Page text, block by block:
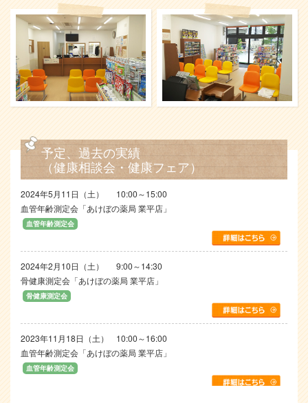
予定、過去の実績
（健康相談会・健康フェア）
2024年5月11日（土）
10:00～15:00
血管年齢測定会「あけぼの薬局 業平店」
血管年齢測定会
2024年2月10日（土）
9:00～14:30
骨健康測定会「あけぼの薬局 業平店」
骨健康測定会
2023年11月18日（土）
10:00～16:00
血管年齢測定会「あけぼの薬局 業平店」
血管年齢測定会